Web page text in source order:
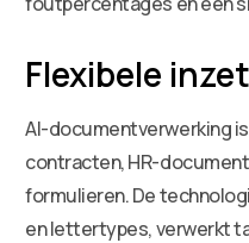
Flexibele
AI-documentverwerking
contracten, HR-
formulieren. De
en lettertypes, verwerkt